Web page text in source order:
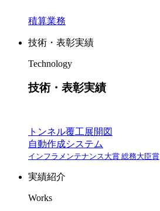
積算業務
技術・表彰実績
Technology
技術・表彰実績
トンネル覆工展開図
自動作成システム
インフラメンテナンス大賞 総務大臣賞
実績紹介
Works